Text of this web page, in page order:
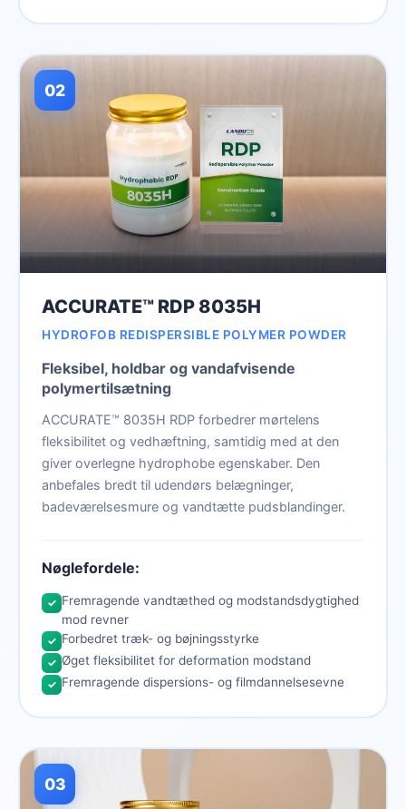
02
ACCURATE™ RDP 8035H
HYDROFOB REDISPERSIBLE POLYMER POWDER
Fleksibel, holdbar og vandafvisende
polymertilsætning
ACCURATE™ 8035H RDP forbedrer mørtelens
fleksibilitet og vedhæftning, samtidig med at den
giver overlegne hydrophobe egenskaber. Den
anbefales bredt til udendørs belægninger,
badeværelsesmure og vandtætte pudsblandinger.
Nøglefordele:
✓ Fremragende vandtæthed og modstandsdygtighed
mod revner
✓ Forbedret træk- og bøjningsstyrke
✓ Øget fleksibilitet for deformation modstand
✓ Fremragende dispersions- og filmdannelsesevne
03